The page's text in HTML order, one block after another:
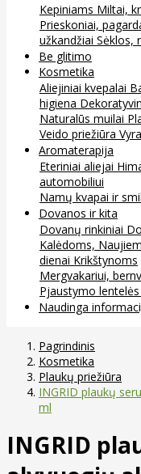
Kepiniams Miltai,
Prieskoniai,
užkandžiai Sėklos,
Be glitimo
Kosmetika
Aliejiniai kvepalai
higiena
Naturalūs muilai
Veido priežiūra
Aromaterapija
Eteriniai aliejai
automobiliui
Namų kvapai ir
Dovanos ir kita
Dovanų rinkiniai
Kalėdoms,
dienai Krikštynoms
Mergvakariui,
Pjaustymo lentelės
Naudinga
Pagrindinis
Kosmetika
Plaukų priežiūra
INGRID plaukų
ml
INGRID